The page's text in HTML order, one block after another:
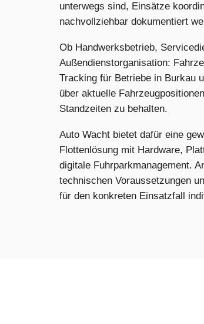
unterwegs sind, Einsätze
nachvollziehbar dokumentiert
Ob Handwerksbetrieb,
Außendienstorganisation:
Tracking für Betriebe in Burkau
über aktuelle
Standzeiten zu behalten.
Auto Wacht bietet dafür eine
Flottenlösung mit Hardware,
digitale Fuhrparkmanagement.
technischen Voraussetzungen
für den konkreten Einsatzfall